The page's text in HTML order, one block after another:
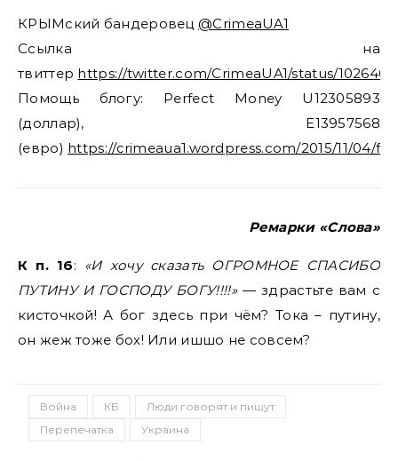
КРЫМский бандеровец @CrimeaUA1
Ссылка на
твиттер https://twitter.com/CrimeaUA1/status/
Помощь блогу: Perfect Money U12305893
(доллар), E13957568
(евро) https://crimeaua1.wordpress.com/2015/11/04/
Ремарки «Слова»
К п. 16: «И хочу сказать ОГРОМНОЕ СПАСИБО
ПУТИНУ И ГОСПОДУ БОГУ!!!!»— здрастьте вам с
кисточкой! А бог здесь при чём? Тока – путину,
он жеж тоже бох! Или ишшо не совсем?
Война КБ
Люди говорят и пишут
Перепечатка
Украина